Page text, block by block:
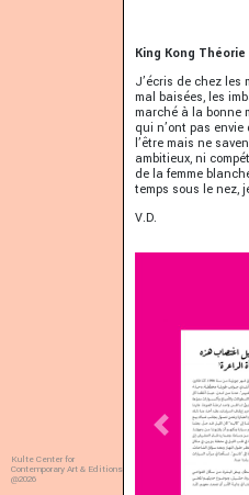
Kulte Center for
Contemporary Art & Editions
@2026
King Kong Théorie
J’écris de chez les
mal baisées, les
marché à la bonne
qui n’ont pas
l’être mais ne
ambitieux, ni
de la femme
temps sous le nez,
V.D.
Previous